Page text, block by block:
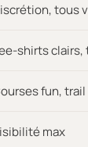
tous
shirts clairs,
fun, trail
max